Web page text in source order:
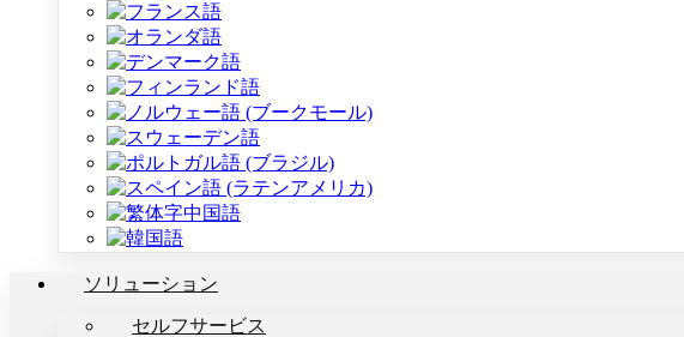
ソリューション
セルフサービス